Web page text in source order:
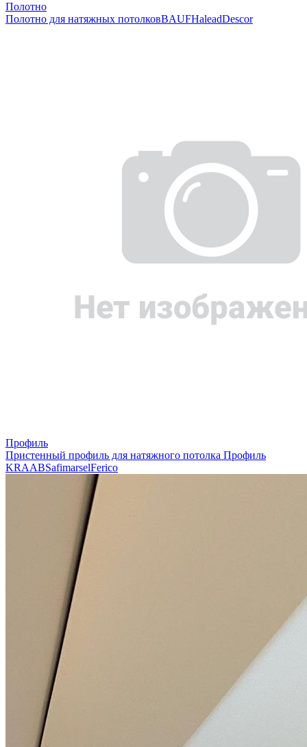
Полотно
Полотно для натяжных потолковBAUFHaleadDescor
Профиль
Пристенный профиль для натяжного потолка Профиль
KRAABSafimarselFerico